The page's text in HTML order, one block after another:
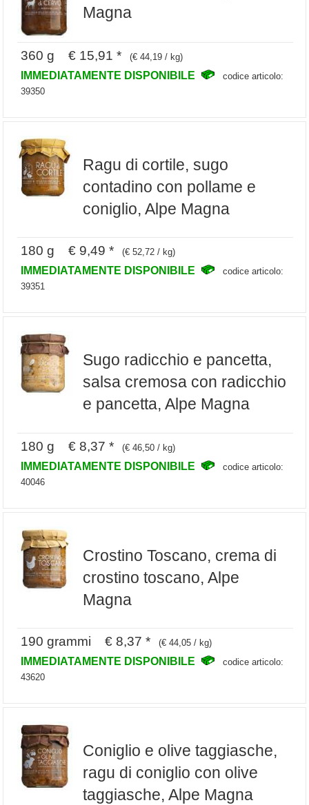
Magna
360 g € 15,91 * (€ 44,19 / kg)
IMMEDIATAMENTE DISPONIBILE
codice articolo:
39350
Ragu di cortile, sugo
contadino con pollame e
coniglio, Alpe Magna
180 g € 9,49 * (€ 52,72 / kg)
IMMEDIATAMENTE DISPONIBILE
codice articolo:
39351
Sugo radicchio e pancetta,
salsa cremosa con radicchio
e pancetta, Alpe Magna
180 g € 8,37 * (€ 46,50 / kg)
IMMEDIATAMENTE DISPONIBILE
codice articolo:
40046
Crostino Toscano, crema di
crostino toscano, Alpe
Magna
190 grammi € 8,37 * (€ 44,05 / kg)
IMMEDIATAMENTE DISPONIBILE
codice articolo:
43620
Coniglio e olive taggiasche,
ragu di coniglio con olive
taggiasche, Alpe Magna